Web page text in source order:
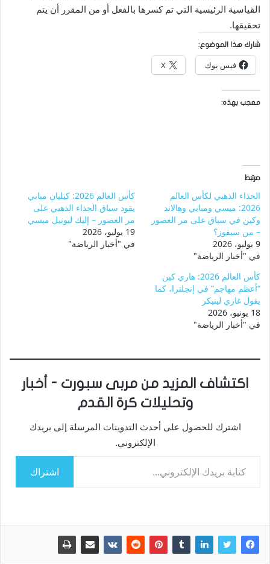
القياسية الرئيسية التي تم كسرها بالفعل أو من المقرر أن يتم
تحقيقها.
شارك هذا الموضوع:
فيس بوك X
معجب بهذه:
مرتبط
الحذاء الذهبي لكأس العالم
2026: ميسي ومبابي وهالاند
وكين في سباق على مر العصور
– من سيفوز؟
9 يوليو، 2026
في "أخبار الرياضة"
كأس العالم 2026: كيليان مبابي
يقود سباق الحذاء الذهبي على
مر العصور – إليك ليونيل ميسي
19 يوليو، 2026
في "أخبار الرياضة"
كأس العالم 2026: هاري كين
“أعظم مهاجم” في إنجلترا، كما
يقول غاري لينيكر
18 يونيو، 2026
في "أخبار الرياضة"
اكتشاف المزيد من مربى سبورت - أخبار
وتحليلات كرة القدم
اشترك للحصول على أحدث التدوينات المرسلة إلى بريدك
الإلكتروني.
كتابة بريدك الإلكتروني...
اشتراك